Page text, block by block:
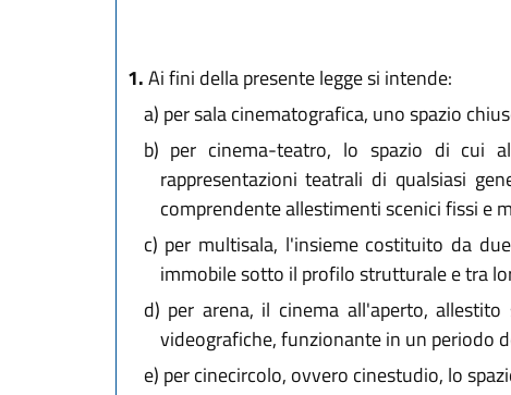
1.Ai fini della presente legge si intende:
a) per sala cinematografica, uno spazio
b) per cinema-teatro, lo spazio di cui
rappresentazioni teatrali di qualsiasi
comprendente allestimenti scenici fissi e
c) per multisala, l'insieme costituito da
immobile sotto il profilo strutturale e tra
d) per arena, il cinema all'aperto,
videografiche, funzionante in un periodo
e) per cinecircolo, ovvero cinestudio, lo